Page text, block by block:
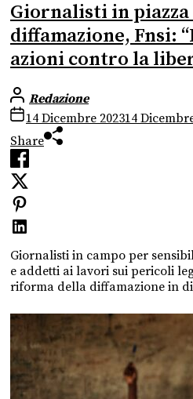
Giornalisti in
diffamazione, Fnsi:
azioni contro la
Redazione
14 Dicembre 202314
Share
Giornalisti in campo per
e addetti ai lavori sui pericoli
riforma della diffamazione in